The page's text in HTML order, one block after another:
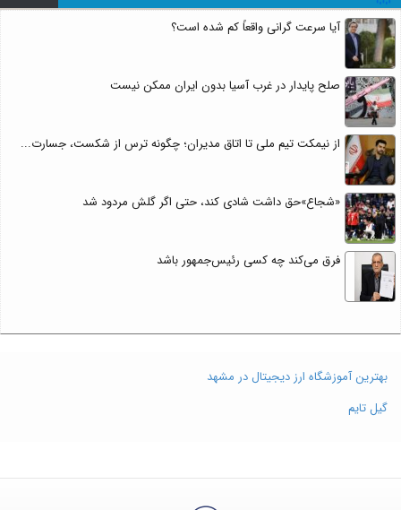
آیا سرعت گرانی واقعاً کم شده است؟
صلح پایدار در غرب آسیا بدون ایران ممکن نیست
از نیمکت تیم ملی تا اتاق مدیران؛ چگونه ترس از شکست، جسارت...
«شجاع»حق داشت شادی کند، حتی اگر گلش مردود شد
فرق می‌کند چه کسی رئیس‌جمهور باشد
بهترین آموزشگاه ارز دیجیتال در مشهد
گیل تایم